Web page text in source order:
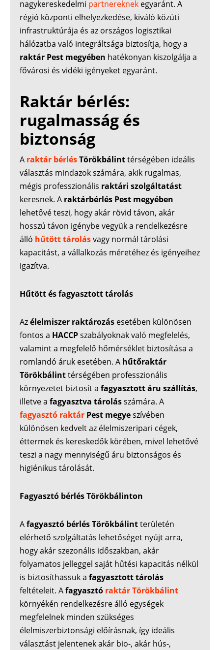
nagykereskedelmi partnereknek egyaránt. A
régió központi elhelyezkedése, kiváló közúti
infrastruktúrája és az országos logisztikai
hálózatba való integráltsága biztosítja, hogy a
raktár Pest megyében hatékonyan kiszolgálja a
fővárosi és vidéki igényeket egyaránt.
Raktár bérlés:
rugalmasság és
biztonság
A raktár bérlésTörökbálinttérségében ideális
választás mindazok számára, akik rugalmas,
mégis professzionális raktári szolgáltatást
keresnek. A raktárbérlés Pest megyében
lehetővé teszi, hogy akár rövid távon, akár
hosszú távon igénybe vegyük a rendelkezésre
álló hűtött tárolásvagy normál tárolási
kapacitást, a vállalkozás méretéhez és igényeihez
igazítva.
Hűtött és fagyasztott tárolás
Azélelmiszer raktározás esetében különösen
fontos a HACCPszabályoknak való megfelelés,
valamint a megfelelő hőmérséklet biztosítása a
romlandó áruk esetében. A hűtőraktár
Törökbálinttérségében professzionális
környezetet biztosít a fagyasztott áru szállítás,
illetve a fagyasztva tárolásszámára. A
fagyasztó raktár Pest megyeszívében
különösen kedvelt az élelmiszeripari cégek,
éttermek és kereskedők körében, mivel lehetővé
teszi a nagy mennyiségű áru biztonságos és
higiénikus tárolását.
Fagyasztó bérlés Törökbálinton
Afagyasztó bérlés Törökbálintterületén
elérhető szolgáltatás lehetőséget nyújt arra,
hogy akár szezonális időszakban, akár
folyamatos jelleggel saját hűtési kapacitás nélkül
is biztosíthassuk a fagyasztott tárolás
feltételeit. Afagyasztó raktár Törökbálint
környékén rendelkezésre álló egységek
megfelelnek minden szükséges
élelmiszerbiztonsági előírásnak, így ideális
választást jelentenek akár bio-, akár hús-,